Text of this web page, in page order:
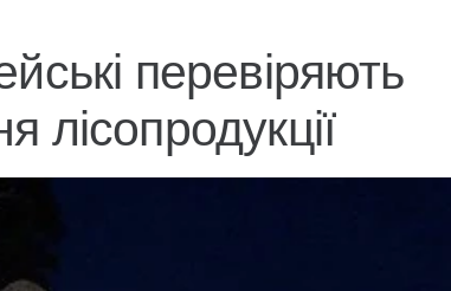
перевіряють
лісопродукції